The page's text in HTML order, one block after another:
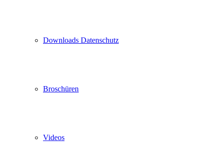
Downloads Datenschutz
Broschüren
Videos